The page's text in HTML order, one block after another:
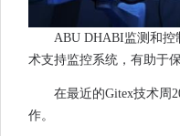
ABU DHABI监测和控
术支持监控系统，有助于
在最近的Gitex技术周
作。